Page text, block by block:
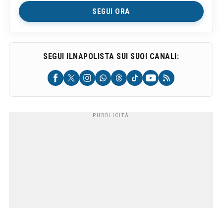
SEGUI ORA
SEGUI ILNAPOLISTA SUI SUOI CANALI: